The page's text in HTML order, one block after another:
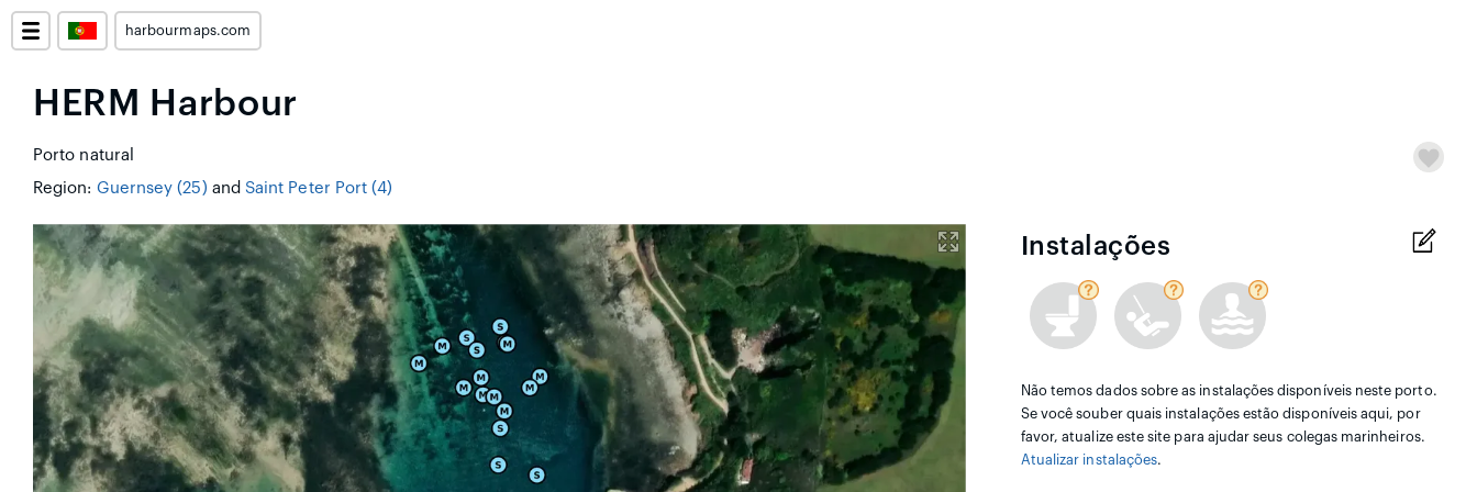
harbourmaps.com
HERM Harbour
Porto natural
Region: Guernsey (25) and Saint Peter Port (4)
Instalações
Não temos dados sobre as instalações disponíveis neste porto.
Se você souber quais instalações estão disponíveis aqui, por
favor, atualize este site para ajudar seus colegas marinheiros.
Atualizar instalações.